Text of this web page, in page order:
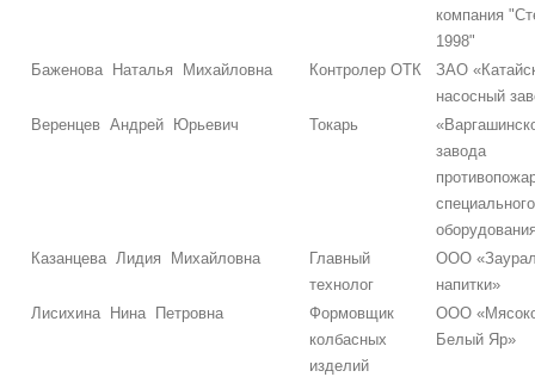
компания
1998"
Баженова Наталья Михайловна
Контролер ОТК
ЗАО
насосный
Веренцев Андрей Юрьевич
Токарь
завода
специального
Казанцева Лидия Михайловна
Главный
технолог
ООО
напитки»
Лисихина Нина Петровна
Формовщик
колбасных
изделий
ООО
Белый Яр»